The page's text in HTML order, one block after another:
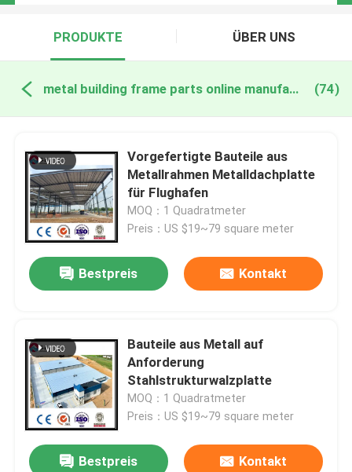
PRODUKTE ÜBER UNS
metal building frame parts online manufacture (74)
Vorgefertigte Bauteile aus
Metallrahmen Metalldachplatte
für Flughafen
MOQ：1 Quadratmeter
Preis：US $19~79 square meter
Bestpreis Kontakt
Bauteile aus Metall auf
Anforderung
Stahlstrukturwalzplatte
MOQ：1 Quadratmeter
Preis：US $19~79 square meter
Bestpreis Kontakt